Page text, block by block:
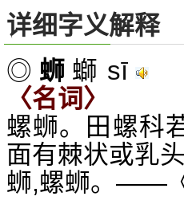
详细字义解释
◎ 蛳 螄 sī
〈名词〉
螺蛳。田螺科
面有棘状或乳
蛳,螺蛳。——《